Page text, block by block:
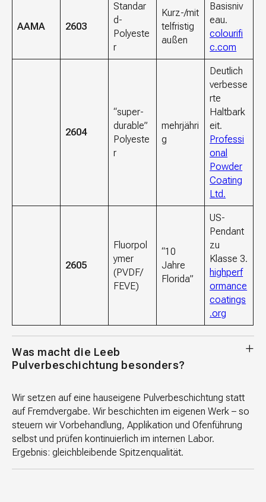
AAMA 2603
Standar
d-
Polyeste
r
Kurz-/mit
telfristig
außen
Basisniv
eau.
colourifi
c.com
2604
“super-
durable”
Polyeste
r
mehrjähri
g
Deutlich
verbesse
rte
Haltbark
eit.
Professi
onal
Powder
Coating
Ltd.
2605
Fluorpol
ymer
(PVDF/
FEVE)
“10
Jahre
Florida”
US-
Pendant
zu
Klasse 3.
highperf
ormance
coatings
.org
Was macht die Leeb
Pulverbeschichtung besonders?
Wir setzen auf eine hauseigene Pulverbeschichtung statt
auf Fremdvergabe. Wir beschichten im eigenen Werk – so
steuern wir Vorbehandlung, Applikation und Ofenführung
selbst und prüfen kontinuierlich im internen Labor.
Ergebnis: gleichbleibende Spitzenqualität.